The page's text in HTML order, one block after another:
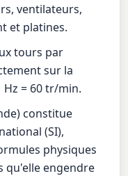
ventilateurs,
et platines.
tours par
sur la
= 60 tr/min.
constitue
(SI),
physiques
qu'elle engendre